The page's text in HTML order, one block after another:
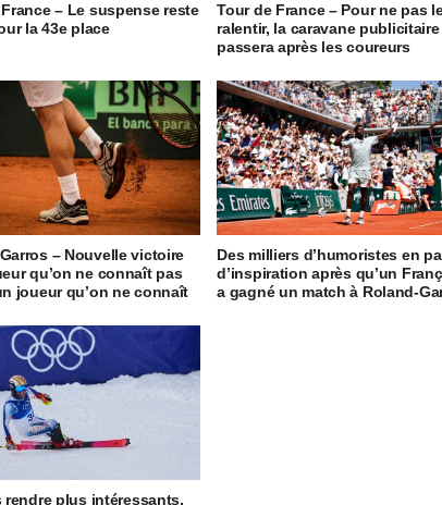
– Le suspense reste
la 43e place
Tour de France – Pour ne pas
ralentir, la caravane publicitaire
passera après les coureurs
– Nouvelle victoire
qu’on ne connaît pas
joueur qu’on ne connaît
Des milliers d’humoristes en
d’inspiration après qu’un
a gagné un match à Roland-
rendre plus intéressants,